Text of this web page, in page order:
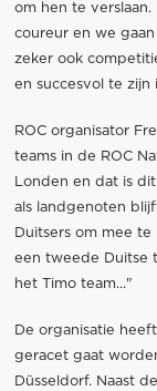
om hen te
coureur en we
zeker ook
en succesvol te zijn
ROC organisator
teams in de ROC
Londen en dat is
als landgenoten
Duitsers om mee te
een tweede Duitse
het Timo team..."
De organisatie
geracet gaat
Düsseldorf. Naast